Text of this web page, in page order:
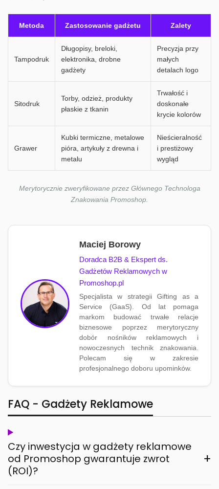
Metoda Zastosowanie gadżetu Zalety
Tampodruk
Długopisy, breloki,
elektronika, drobne
gadżety
Precyzja przy
małych
detalach logo
Sitodruk
Torby, odzież, produkty
płaskie z tkanin
Trwałość i
doskonałe
krycie kolorów
Grawer
Kubki termiczne, metalowe
pióra, artykuły z drewna i
metalu
Nieścieralność
i prestiżowy
wygląd
Merytorycznie zweryfikowane przez Głównego Technologa
Znakowania Promoshop.
Maciej Borowy
Doradca B2B & Ekspert ds.
Gadżetów Reklamowych w
Promoshop.pl
Specjalista w strategii Gifting as a
Service (GaaS). Od lat pomaga
markom budować trwałe relacje
biznesowe poprzez merytoryczny
dobór nośników reklamowych i
nowoczesnych technik znakowania.
Polecam się w zakresie
profesjonalnego doboru upominków.
FAQ - Gadżety Reklamowe
Czy inwestycja w gadżety reklamowe
od Promoshop gwarantuje zwrot
(ROI)?
+